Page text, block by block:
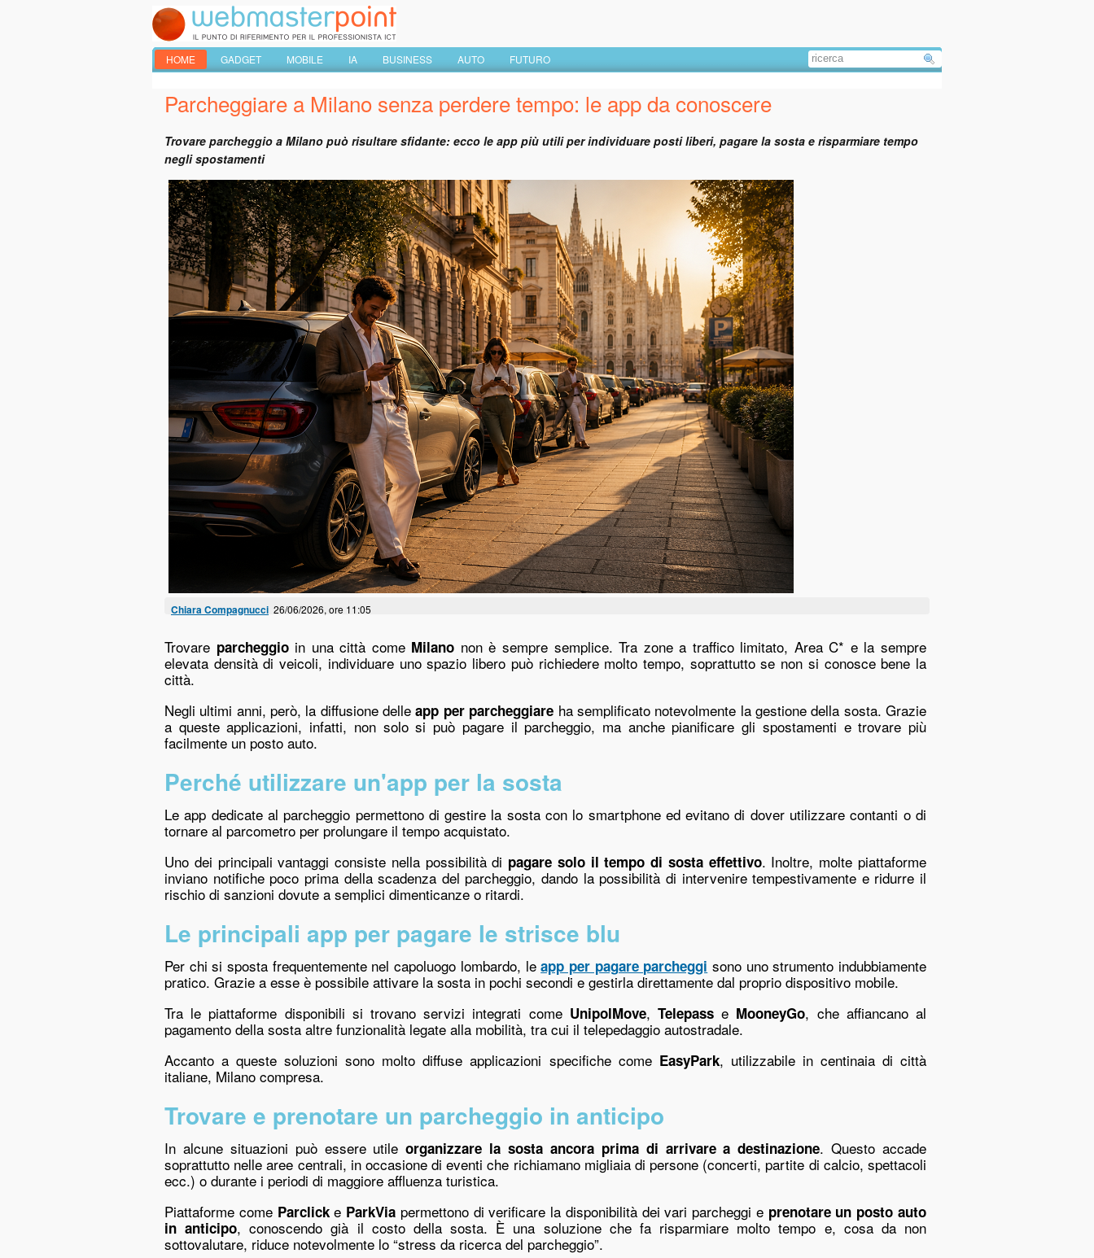
HOME GADGET MOBILE IA BUSINESS AUTO FUTURO
Parcheggiare a Milano senza perdere tempo: le app da conoscere
Trovare parcheggio a Milano può risultare sfidante: ecco le app più utili per individuare posti liberi, pagare la sosta e risparmiare tempo
negli spostamenti
Chiara Compagnucci 26/06/2026, ore 11:05
Trovare parcheggioin una città come Milano non è sempre semplice. Tra zone a traffico limitato, Area C* e la sempre
elevata densità di veicoli, individuare uno spazio libero può richiedere molto tempo, soprattutto se non si conosce bene la
città.
Negli ultimi anni, però, la diffusione delleapp per parcheggiare ha semplificato notevolmente la gestione della sosta. Grazie
a queste applicazioni, infatti, non solo si può pagare il parcheggio, ma anche pianificare gli spostamenti e trovare più
facilmente un posto auto.
Perché utilizzare un'app per la sosta
Le app dedicate al parcheggio permettono di gestire la sosta con lo smartphone ed evitano di dover utilizzare contanti o di
tornare al parcometro per prolungare il tempo acquistato.
Uno dei principali vantaggi consiste nella possibilità di pagare solo il tempo di sosta effettivo. Inoltre, molte piattaforme
inviano notifiche poco prima della scadenza del parcheggio, dando la possibilità di intervenire tempestivamente e ridurre il
rischio di sanzioni dovute a semplici dimenticanze o ritardi.
Le principali app per pagare le strisce blu
Per chi si sposta frequentemente nel capoluogo lombardo, leapp per pagare parcheggi sono uno strumento indubbiamente
pratico. Grazie a esse è possibile attivare la sosta in pochi secondi e gestirla direttamente dal proprio dispositivo mobile.
Tra le piattaforme disponibili si trovano servizi integrati come UnipolMove,Telepass e MooneyGo, che affiancano al
pagamento della sosta altre funzionalità legate alla mobilità, tra cui il telepedaggio autostradale.
Accanto a queste soluzioni sono molto diffuse applicazioni specifiche come EasyPark, utilizzabile in centinaia di città
italiane, Milano compresa.
Trovare e prenotare un parcheggio in anticipo
In alcune situazioni può essere utileorganizzare la sosta ancora prima di arrivare a destinazione. Questo accade
soprattutto nelle aree centrali, in occasione di eventi che richiamano migliaia di persone (concerti, partite di calcio, spettacoli
ecc.) o durante i periodi di maggiore affluenza turistica.
Piattaforme come Parclicke ParkVia permettono di verificare la disponibilità dei vari parcheggi e prenotare un posto auto
in anticipo, conoscendo già il costo della sosta. È una soluzione che fa risparmiare molto tempo e, cosa da non
sottovalutare, riduce notevolmente lo “stress da ricerca del parcheggio”.